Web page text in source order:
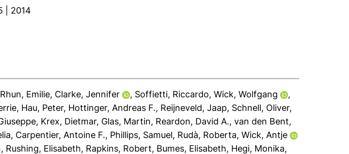
2014
Emilie, Clarke, Jennifer , Soffietti, Riccardo,Wick, Wolfgang
,
, Hau, Peter, Hottinger, Andreas F., Reijneveld, Jaap, Schnell, Oliver,
, Krex, Dietmar, Glas, Martin, Reardon, David A.,van den Bent,
, Carpentier, Antoine F., Phillips, Samuel, Rudà, Roberta,Wick, Antje
, Rushing, Elisabeth, Rapkins, Robert, Bumes, Elisabeth, Hegi, Monika,